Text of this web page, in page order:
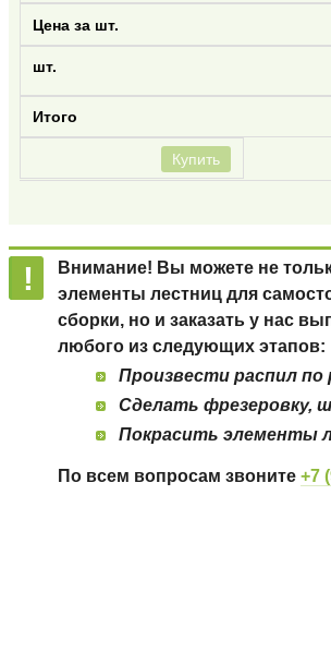
Купить
Внимание! Вы можете не
элементы лестниц для
сборки, но и заказать у нас
любого из следующих этапов:
Произвести распил по
Сделать фрезеровку,
Покрасить элементы
По всем вопросам звоните +7